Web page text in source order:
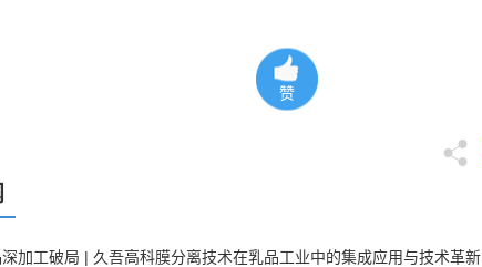
赞
加工破局 | 久吾高科膜分离技术在乳品工业中的集成应用与技术革新